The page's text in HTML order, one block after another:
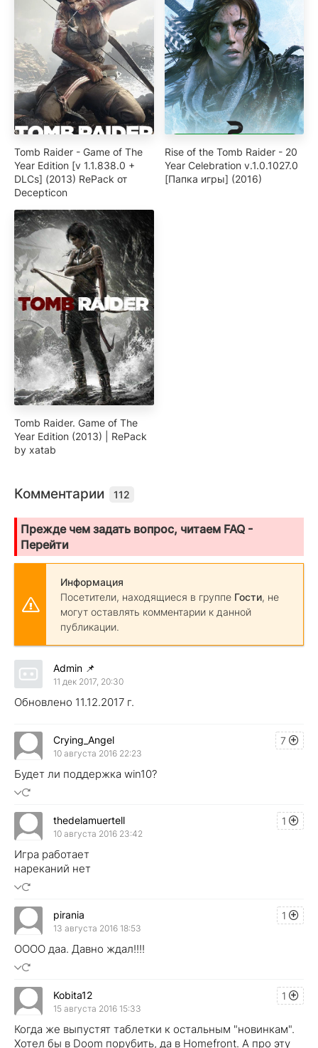
Tomb Raider - Game of The
Year Edition [v 1.1.838.0 +
DLCs] (2013) RePack от
Decepticon
Rise of the Tomb Raider - 20
Year Celebration v.1.0.1027.0
[Папка игры] (2016)
Tomb Raider. Game of The
Year Edition (2013) | RePack
by xatab
Комментарии 112
Прежде чем задать вопрос, читаем FAQ -
Перейти
Информация
Посетители, находящиеся в группе Гости, не
могут оставлять комментарии к данной
публикации.
Admin 📌
11 дек 2017, 20:30
Обновлено 11.12.2017 г.
7
Crying_Angel
10 августа 2016 22:23
Будет ли поддержка win10?
1
thedelamuertell
10 августа 2016 23:42
Игра работает
нареканий нет
1
pirania
13 августа 2016 18:53
ОООО даа. Давно ждал!!!!
1
Kobita12
15 августа 2016 15:33
Когда же выпустят таблетки к остальным "новинкам".
Хотел бы в Doom порубить, да в Homefront. А про эту